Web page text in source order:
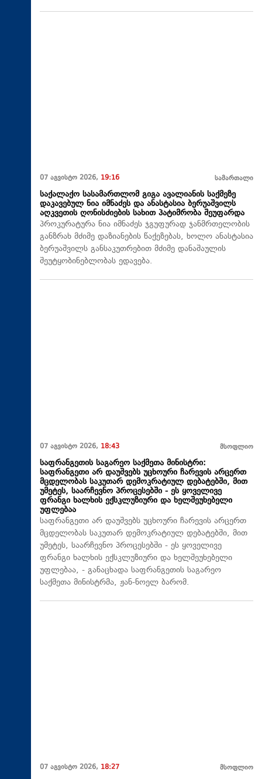
07 აგვისტო 2026, 19:16 სამართალი
საქალაქო სასამართლომ გიგა ავალიანის საქმეზე
დაკავებულ ნია იმნაძეს და ანასტასია ბერუაშვილს
აღკვეთის ღონისძიების სახით პატიმრობა შეუფარდა
პროკურატურა ნია იმნაძეს ჯგუფურად ჯანმრთელობის
განზრახ მძიმე დაზიანების წაქეზებას, ხოლო ანასტასია
ბერუაშვილს განსაკუთრებით მძიმე დანაშაულის
შეუტყობინებლობას ედავება.
07 აგვისტო 2026, 18:43 მსოფლიო
საფრანგეთის საგარეო საქმეთა მინისტრი:
საფრანგეთი არ დაუშვებს უცხოური ჩარევის არცერთ
მცდელობას საკუთარ დემოკრატიულ დებატებში, მით
უმეტეს, საარჩევნო პროცესებში - ეს ყოველივე
ფრანგი ხალხის ექსკლუზიური და ხელშეუხებელი
უფლებაა
საფრანგეთი არ დაუშვებს უცხოური ჩარევის არცერთ
მცდელობას საკუთარ დემოკრატიულ დებატებში, მით
უმეტეს, საარჩევნო პროცესებში - ეს ყოველივე
ფრანგი ხალხის ექსკლუზიური და ხელშეუხებელი
უფლებაა, - განაცხადა საფრანგეთის საგარეო
საქმეთა მინისტრმა, ჟან-ნოელ ბარომ.
07 აგვისტო 2026, 18:27 მსოფლიო